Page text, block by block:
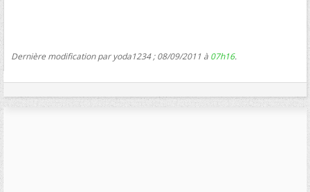
Dernière modification par yoda1234 ; 08/09/2011 à 07h16.